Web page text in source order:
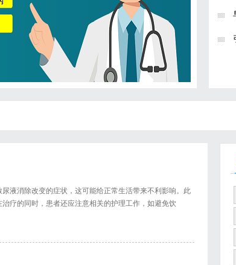
液消除改变的症状，这可能给正常生活带来不利影响。此
疗的同时，患者还应注意相关的护理工作，如避免饮